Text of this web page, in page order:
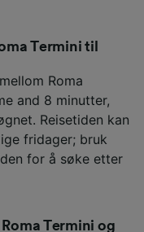
Termini til
Roma
and 8 minutter,
Reisetiden kan
fridager; bruk
for å søke etter
Termini og